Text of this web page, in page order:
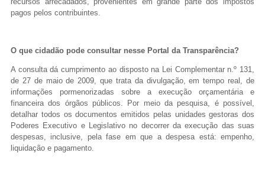
pagos pelos contribuintes.
O que cidadão pode consultar nesse Portal da Transparência?
A consulta dá cumprimento ao disposto na Lei Complementar n.º 131,
de 27 de maio de 2009, que trata da divulgação, em tempo real, de
informações pormenorizadas sobre a execução orçamentária e
financeira dos órgãos públicos. Por meio da pesquisa, é possível,
detalhar todos os documentos emitidos pelas unidades gestoras dos
Poderes Executivo e Legislativo no decorrer da execução das suas
despesas, inclusive, pela fase em que a despesa está: empenho,
liquidação e pagamento.